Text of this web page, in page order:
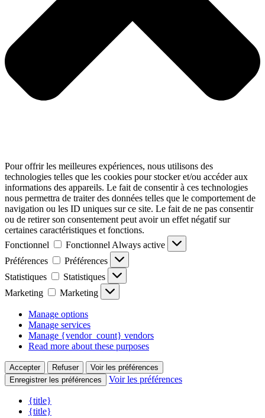
Pour offrir les meilleures expériences, nous utilisons des
technologies telles que les cookies pour stocker et/ou accéder aux
informations des appareils. Le fait de consentir à ces technologies
nous permettra de traiter des données telles que le comportement de
navigation ou les ID uniques sur ce site. Le fait de ne pas consentir
ou de retirer son consentement peut avoir un effet négatif sur
certaines caractéristiques et fonctions.
Fonctionnel
Fonctionnel Always active
Préférences
Préférences
Statistiques
Statistiques
Marketing
Marketing
Manage options
Manage services
Manage {vendor_count} vendors
Read more about these purposes
Accepter Refuser
Voir les préférences
Enregistrer les préférences
Voir les préférences
{title}
{title}